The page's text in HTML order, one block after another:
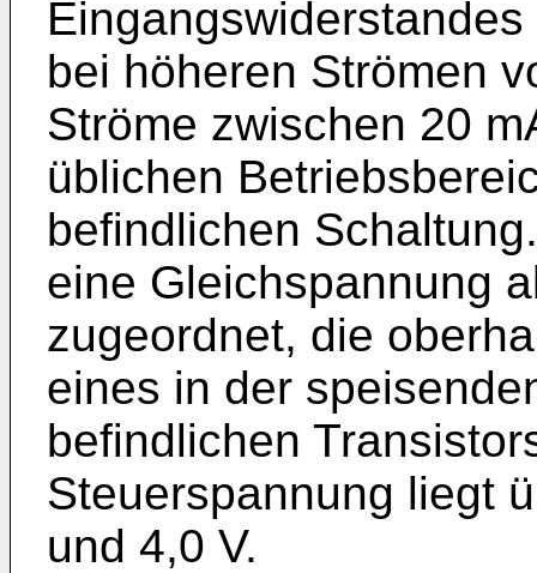
bei höheren Strömen
Ströme zwischen 20
üblichen
befindlichen
eine Gleichspannung
zugeordnet, die
eines in der
befindlichen
Steuerspannung liegt
und 4,0 V.